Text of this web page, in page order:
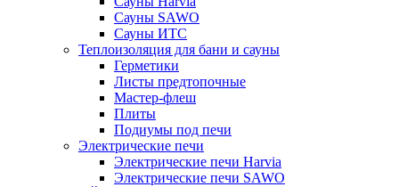
Сауны SAWO
Сауны ИТС
Теплоизоляция для бани и сауны
Герметики
Листы предтопочные
Мастер-флеш
Плиты
Подиумы под печи
Электрические печи
Электрические печи Harvia
Электрические печи SAWO